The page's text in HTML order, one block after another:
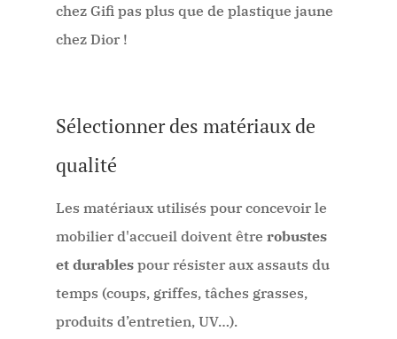
chez Gifi pas plus que de plastique jaune
chez Dior !
Sélectionner des matériaux de
qualité
Les matériaux utilisés pour concevoir le
mobilier d'accueil doivent être robustes
et durablespour résister aux assauts du
temps (coups, griffes, tâches grasses,
produits d’entretien, UV…).